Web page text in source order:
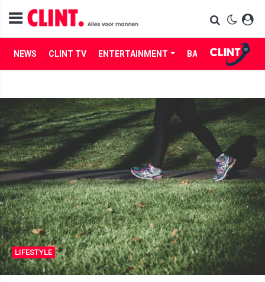
NEWS CLINT TV ENTERTAINMENT BABES LIFE
LIFESTYLE